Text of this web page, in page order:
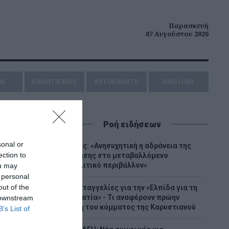
or
to
may
of the
List of
Παρασκευή
07 Αυγούστου 2026
Ροή ειδήσεων
Κατρίνης: «Ανησυχητική η αδράνεια της
κυβέρνησης στο μεταβαλλόμενο
γεωπολιτικό περιβάλλον»
Νέες καταγγελίες για την «Ελπίδα για τη
Δημοκρατία» - Τι αναφέρουν πρώην
στελέχη του κόμματος της Καρυστιανού